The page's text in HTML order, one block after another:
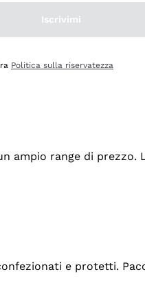
range di prezzo.
e protetti.
Iscrivimi
Politica sulla riservatezza